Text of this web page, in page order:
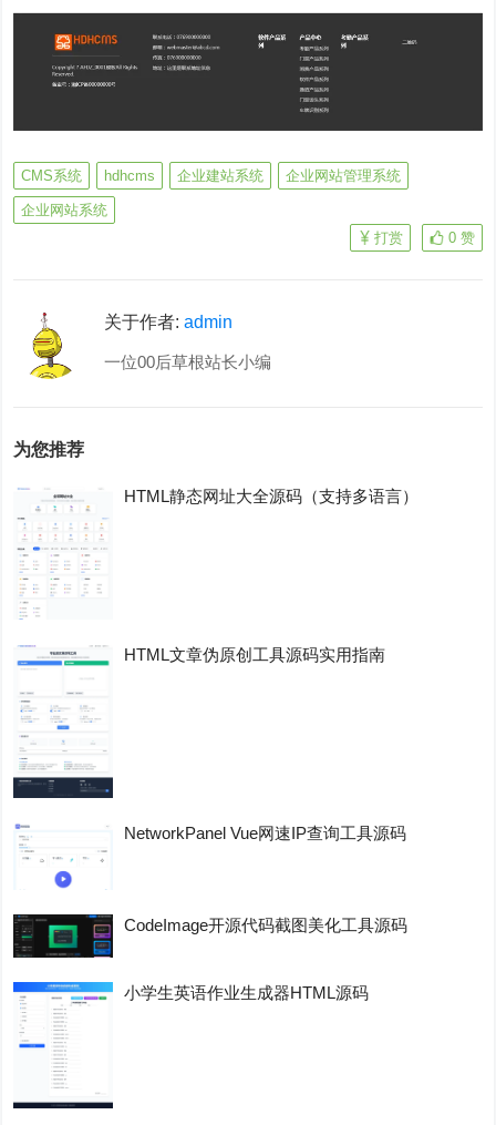
CMS系统 hdhcms 企业建站系统 企业网站管理系统
企业网站系统
0 赞
打赏
关于作者:admin
一位00后草根站长小编
为您推荐
HTML静态网址大全源码（支持多语言）
HTML文章伪原创工具源码实用指南
NetworkPanel Vue网速IP查询工具源码
CodeImage开源代码截图美化工具源码
小学生英语作业生成器HTML源码